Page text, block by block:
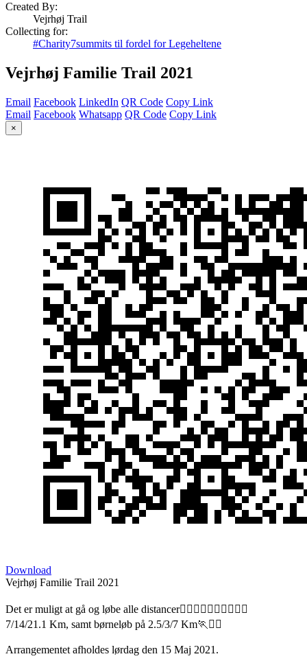
Created By:
Vejrhøj Trail
Collecting for:
#Charity7summits til fordel for Legeheltene
Vejrhøj Familie Trail 2021
Email Facebook LinkedIn QR Code Copy Link
Email Facebook Whatsapp QR Code Copy Link
×
Download
Vejrhøj Familie Trail 2021
Det er muligt at gå og løbe alle distancer🏃‍♂️🏃‍♀️🚶🏻‍♂️🚶🏻‍♀️
7/14/21.1 Km, samt børneløb på 2.5/3/7 Km🏃🏃‍♀️
Arrangementet afholdes lørdag den 15 Maj 2021.